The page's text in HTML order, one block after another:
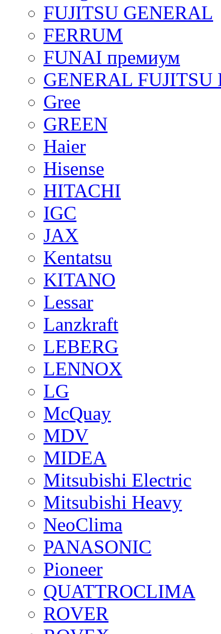
FUJITSU GENERAL
FERRUM
FUNAI премиум
GENERAL FUJITSU
Gree
GREEN
Haier
Hisense
HITACHI
IGC
JAX
Kentatsu
KITANO
Lessar
Lanzkraft
LEBERG
LENNOX
LG
McQuay
MDV
MIDEA
Mitsubishi Electric
Mitsubishi Heavy
NeoClima
PANASONIC
Pioneer
QUATTROCLIMA
ROVER